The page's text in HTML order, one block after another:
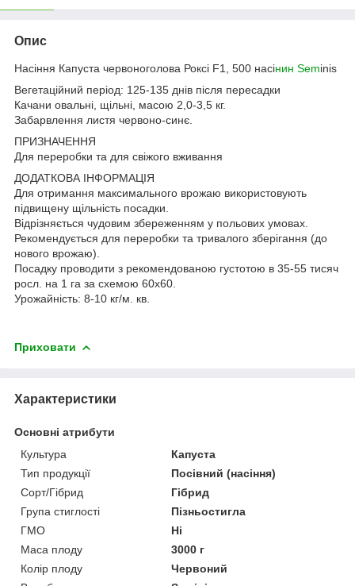
Опис
Насіння Капуста червоноголова Роксі F1, 500 насінин Seminis
Вегетаційний період: 125-135 днів після пересадки
Качани овальні, щільні, масою 2,0-3,5 кг.
Забарвлення листя червоно-синє.
ПРИЗНАЧЕННЯ
Для переробки та для свіжого вживання
ДОДАТКОВА ІНФОРМАЦІЯ
Для отримання максимального врожаю використовують
підвищену щільність посадки.
Відрізняється чудовим збереженням у польових умовах.
Рекомендується для переробки та тривалого зберігання (до
нового врожаю).
Посадку проводити з рекомендованою густотою в 35-55 тисяч
росл. на 1 га за схемою 60х60.
Урожайність: 8-10 кг/м. кв.
Приховати
Характеристики
Основні атрибути
Культура
Капуста
Тип продукції
Посівний (насіння)
Сорт/Гібрид
Гібрид
Група стиглості
Пізньостигла
ГМО
Ні
Маса плоду
3000 г
Колір плоду
Червоний